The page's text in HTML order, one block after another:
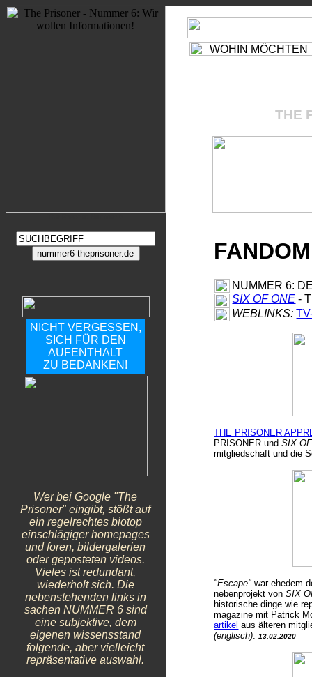
THE
NICHT VERGESSEN,
SICH FÜR DEN
AUFENTHALT
ZU BEDANKEN!
Wer bei Google "The
Prisoner" eingibt, stößt auf
ein regelrechtes biotop
einschlägiger homepages
und foren, bildergalerien
oder geposteten videos.
Vieles ist redundant,
wiederholt sich. Die
nebenstehenden links in
sachen NUMMER 6 sind
eine subjektive, dem
eigenen wissensstand
folgende, aber vielleicht
repräsentative auswahl.
NUMMER 6:
SIX OF ONE -
WEBLINKS:
THE PRISONER
PRISONER undSIX
mitgliedschaft unddie
"Escape" war ehedem
nebenprojekt vonSIX
historische dinge wie
magazine mit Patrick
artikel ausälteren
(englisch).13.02.2020
CITIZENS ADVICE BUREAU
6 PRIVATE